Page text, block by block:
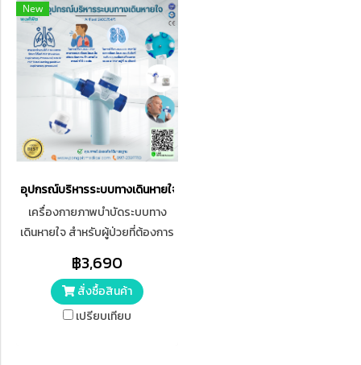
New
อุปกรณ์บริหารระบบทางเดินหายใจ AirFeel (ACO754P)
เครื่องกายภาพบำบัดระบบทาง
เดินหายใจ สำหรับผู้ป่วยที่ต้องการ
ประสิทธิภาพระบบทางเดินหายใจ
รวมทั้งลดการอุดกั้นและช่วยใน
การขับเสมหะ
฿3,690
สั่งซื้อสินค้า
เปรียบเทียบ